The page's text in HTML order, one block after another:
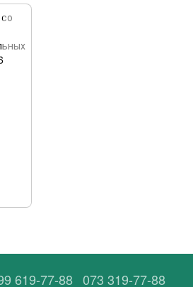
619-77-88 073 319-77-88